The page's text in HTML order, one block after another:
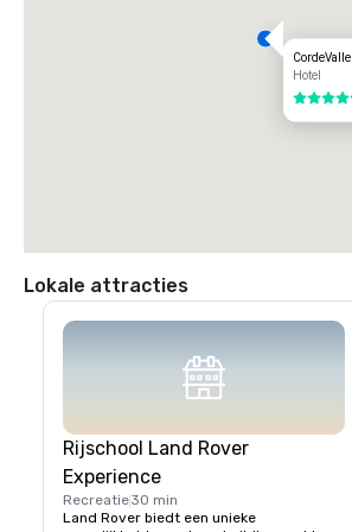
CordeValle
Hotel
5 van 5
Lokale attracties
Rijschool Land Rover
Experience
Recreatie30 min
Land Rover biedt een unieke